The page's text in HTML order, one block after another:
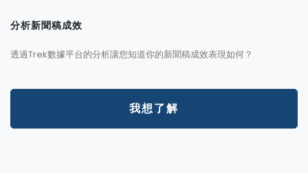
分析新聞稿成效
透過Trek數據平台的分析讓您知道你的新聞稿成效表現如何？
我想了解